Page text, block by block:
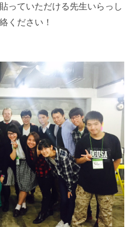
っていただける先生いらっし
ください！